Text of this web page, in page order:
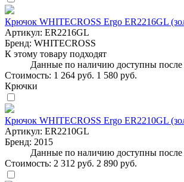
Крючок WHITECROSS Ergo ER2216GL
Артикул: ER2216GL
Бренд: WHITECROSS
К этому товару подходят
Данные по наличию доступны после
Стоимость: 1 264 руб. 1 580 руб.
Крючки
Крючок WHITECROSS Ergo ER2210GL
Артикул: ER2210GL
Бренд: 2015
Данные по наличию доступны после
Стоимость: 2 312 руб. 2 890 руб.